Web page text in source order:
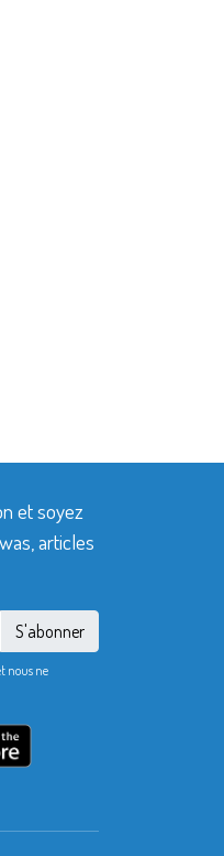
et soyez
articles
S'abonner
nous ne